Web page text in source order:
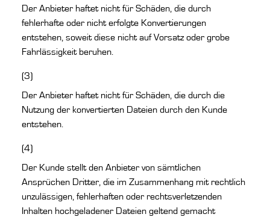
Der Anbieter haftet nicht für Schäden, die durch
fehlerhafte oder nicht erfolgte Konvertierungen
entstehen, soweit diese nicht auf Vorsatz oder grobe
Fahrlässigkeit beruhen.
(3)
Der Anbieter haftet nicht für Schäden, die durch die
Nutzung der konvertierten Dateien durch den Kunde
entstehen.
(4)
Der Kunde stellt den Anbieter von sämtlichen
Ansprüchen Dritter, die im Zusammenhang mit rechtlich
unzulässigen, fehlerhaften oder rechtsverletzenden
Inhalten hochgeladener Dateien geltend gemacht